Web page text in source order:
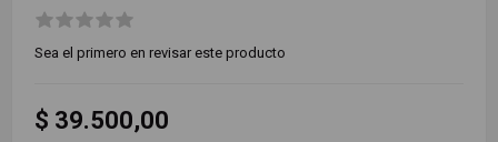
Sea el primero en revisar este producto
$ 39.500,00